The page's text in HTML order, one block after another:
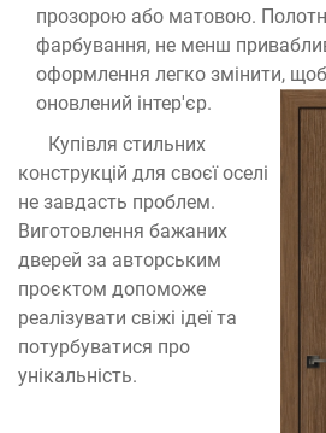
прозорою або матовою.
фарбування, не менш
оформлення легко змінити,
оновлений інтер'єр.
Купівля стильних
конструкцій для своєї оселі
не завдасть проблем.
Виготовлення бажаних
дверей за авторським
проєктом допоможе
реалізувати свіжі ідеї та
потурбуватися про
унікальність.